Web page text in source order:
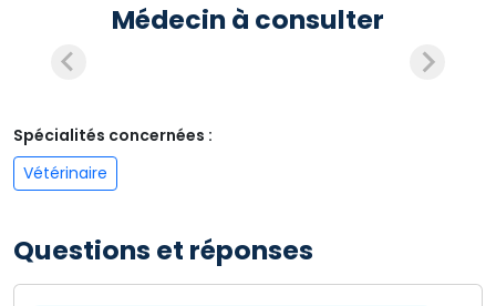
Médecin à consulter
Spécialités concernées :
Vétérinaire
Questions et réponses